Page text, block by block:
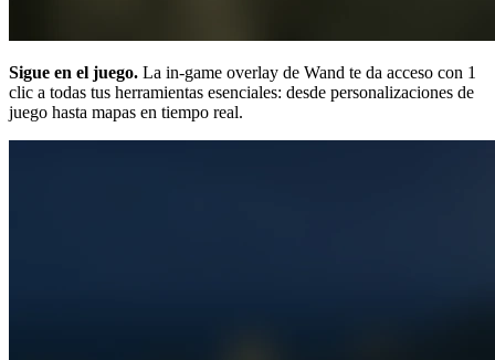
Sigue en el juego. La in-game overlay de Wand te da acceso con 1
clic a todas tus herramientas esenciales: desde personalizaciones de
juego hasta mapas en tiempo real.